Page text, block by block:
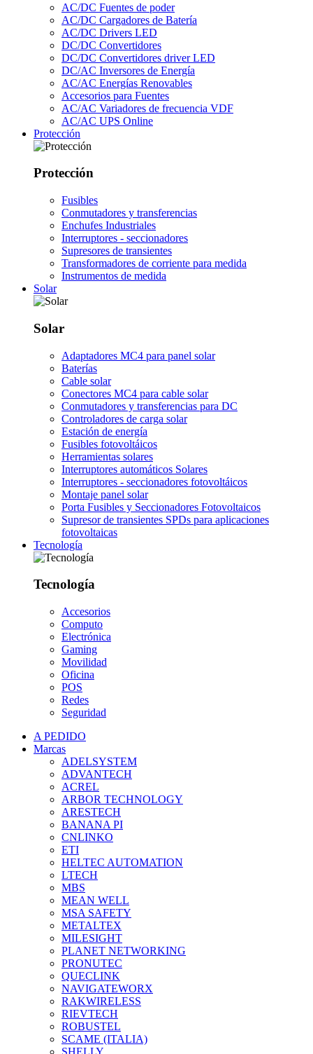
AC/DC Fuentes de poder
AC/DC Cargadores de Batería
AC/DC Drivers LED
DC/DC Convertidores
DC/DC Convertidores driver LED
DC/AC Inversores de Energía
AC/AC Energías Renovables
Accesorios para Fuentes
AC/AC Variadores de frecuencia VDF
AC/AC UPS Online
Protección
Protección
Fusibles
Conmutadores y transferencias
Enchufes Industriales
Interruptores - seccionadores
Supresores de transientes
Transformadores de corriente para medida
Instrumentos de medida
Solar
Solar
Adaptadores MC4 para panel solar
Baterías
Cable solar
Conectores MC4 para cable solar
Conmutadores y transferencias para DC
Controladores de carga solar
Estación de energía
Fusibles fotovoltáicos
Herramientas solares
Interruptores automáticos Solares
Interruptores - seccionadores fotovoltáicos
Montaje panel solar
Porta Fusibles y Seccionadores Fotovoltaicos
Supresor de transientes SPDs para aplicaciones
fotovoltaicas
Tecnología
Tecnología
Accesorios
Computo
Electrónica
Gaming
Movilidad
Oficina
POS
Redes
Seguridad
A PEDIDO
Marcas
ADELSYSTEM
ADVANTECH
ACREL
ARBOR TECHNOLOGY
ARESTECH
BANANA PI
CNLINKO
ETI
HELTEC AUTOMATION
LTECH
MBS
MEAN WELL
MSA SAFETY
METALTEX
MILESIGHT
PLANET NETWORKING
PRONUTEC
QUECLINK
NAVIGATEWORX
RAKWIRELESS
RIEVTECH
ROBUSTEL
SCAME (ITALIA)
SHELLY